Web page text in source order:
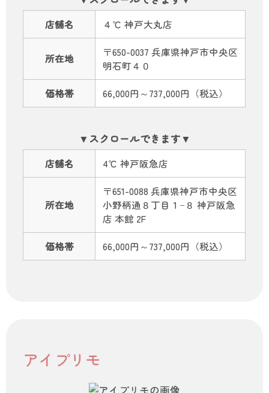
店舗名 ４℃ 神戸大丸店
所在地
〒650-0037 兵庫県神戸市中央区
明石町４０
価格帯 66,000円～737,000円（税込）
店舗名 4℃ 神戸阪急店
所在地
〒651-0088 兵庫県神戸市中央区
小野柄通８丁目１−８ 神戸阪急
店 本館 2F
価格帯 66,000円～737,000円（税込）
アイプリモ